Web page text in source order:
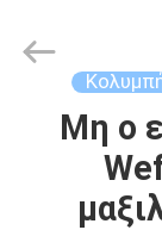
ΣΠΊΤΙ
Co.,Ltd.
Μη ο